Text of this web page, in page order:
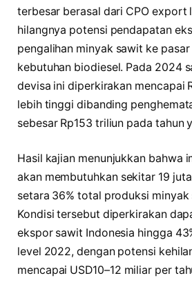
terbesar berasal dari CPO export
hilangnya potensi pendapatan
pengalihan minyak sawit ke
kebutuhan biodiesel. Pada 2024
devisa ini diperkirakan mencapai
lebih tinggi dibanding
sebesar Rp153 triliun pada tahun
Hasil kajian menunjukkan bahwa
akan membutuhkan sekitar 19
setara 36% total produksi minyak
Kondisi tersebut diperkirakan
ekspor sawit Indonesia hingga
level 2022, dengan potensi
mencapai USD10–12 miliar per